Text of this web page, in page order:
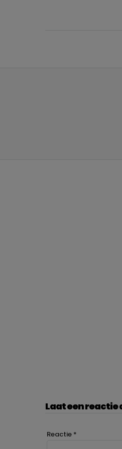
Laat een reactie
Reactie *